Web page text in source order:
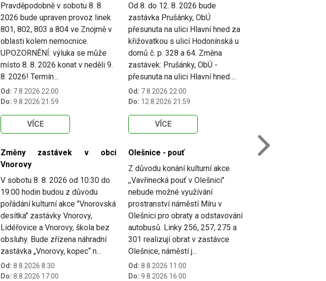
Pravděpodobně v sobotu 8. 8.
2026 bude upraven provoz linek
801, 802, 803 a 804 ve Znojmě v
oblasti kolem nemocnice.
UPOZORNĚNÍ: výluka se může
místo 8. 8. 2026 konat v neděli 9.
8. 2026! Termín...
Od: 7.8.2026 22:00
Do: 9.8.2026 21:59
VÍCE
Od 8. do 12. 8. 2026 bude
zastávka Prušánky, ObÚ
přesunuta na ulici Hlavní hned za
křižovatkou s ulicí Hodonínská u
domů č. p. 328 a 64. Změna
zastávek: Prušánky, ObÚ -
přesunuta na ulici Hlavní hned ...
Od: 7.8.2026 22:00
Do: 12.8.2026 21:59
VÍCE
Změny zastávek v obci
Vnorovy
V sobotu 8. 8. 2026 od 10:30 do
19:00 hodin budou z důvodu
pořádání kulturní akce "Vnorovská
desítka" zastávky Vnorovy,
Lidéřovice a Vnorovy, škola bez
obsluhy. Bude zřízena náhradní
zastávka „Vnorovy, kopec“ n...
Od: 8.8.2026 8:30
Do: 8.8.2026 17:00
Olešnice - pouť
Z důvodu konání kulturní akce
,,Vavřinecká pouť v Olešnici"
nebude možné využívání
prostranství náměstí Míru v
Olešnici pro obraty a odstavování
autobusů. Linky 256, 257, 275 a
301 realizují obrat v zastávce
Olešnice, náměstí j...
Od: 8.8.2026 11:00
Do: 9.8.2026 16:00